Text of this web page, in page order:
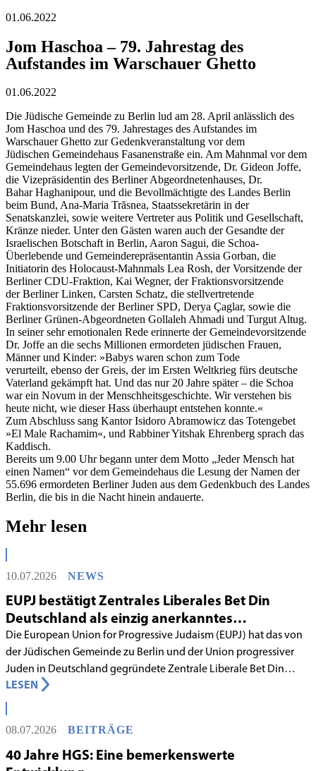
01.06.2022
Jom Haschoa – 79. Jahrestag des
Aufstandes im Warschauer Ghetto
01.06.2022
Die Jüdische Gemeinde zu Berlin lud am 28. April anlässlich des
Jom Haschoa und des 79. Jahrestages des Aufstandes im
Warschauer Ghetto zur Gedenkveranstaltung vor dem
Jüdischen Gemeindehaus Fasanenstraße ein. Am Mahnmal vor dem
Gemeindehaus legten der Gemeindevorsitzende, Dr. Gideon Joffe,
die Vizepräsidentin des Berliner Abgeordnetenhauses, Dr.
Bahar Haghanipour, und die Bevollmächtigte des Landes Berlin
beim Bund, Ana-Maria Trăsnea, Staatssekretärin in der
Senatskanzlei, sowie weitere Vertreter aus Politik und Gesellschaft,
Kränze nieder. Unter den Gästen waren auch der Gesandte der
Israelischen Botschaft in Berlin, Aaron Sagui, die Schoa-
Überlebende und Gemeinderepräsentantin Assia Gorban, die
Initiatorin des Holocaust-Mahnmals Lea Rosh, der Vorsitzende der
Berliner CDU-Fraktion, Kai Wegner, der Fraktionsvorsitzende
der Berliner Linken, Carsten Schatz, die stellvertretende
Fraktionsvorsitzende der Berliner SPD, Derya Çaglar, sowie die
Berliner Grünen-Abgeordneten Gollaleh Ahmadi und Turgut Altug.
In seiner sehr emotionalen Rede erinnerte der Gemeindevorsitzende
Dr. Joffe an die sechs Millionen ermordeten jüdischen Frauen,
Männer und Kinder: »Babys waren schon zum Tode
verurteilt, ebenso der Greis, der im Ersten Weltkrieg fürs deutsche
Vaterland gekämpft hat. Und das nur 20 Jahre später – die Schoa
war ein Novum in der Menschheitsgeschichte. Wir verstehen bis
heute nicht, wie dieser Hass überhaupt entstehen konnte.«
Zum Abschluss sang Kantor Isidoro Abramowicz das Totengebet
»El Male Rachamim«, und Rabbiner Yitshak Ehrenberg sprach das
Kaddisch.
Bereits um 9.00 Uhr begann unter dem Motto „Jeder Mensch hat
einen Namen“ vor dem Gemeindehaus die Lesung der Namen der
55.696 ermordeten Berliner Juden aus dem Gedenkbuch des Landes
Berlin, die bis in die Nacht hinein andauerte.
Mehr lesen
10.07.2026 NEWS
EUPJ bestätigt Zentrales Liberales Bet Din
Deutschland als einzig anerkanntes
liberales Rabbinatsgericht
Die European Union for Progressive Judaism (EUPJ) hat das von
der Jüdischen Gemeinde zu Berlin und der Union progressiver
Juden in Deutschland gegründete Zentrale Liberale Bet Din
Deutschland mit Wirkung zum 1. Juni 2026 als anerkanntes
Rabbinatsgericht aufgenommen.
LESEN
08.07.2026 BEITRÄGE
40 Jahre HGS: Eine bemerkenswerte